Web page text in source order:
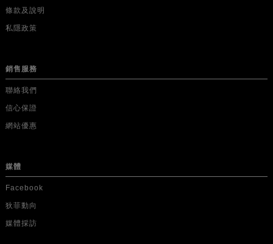
條款及說明
私隱政策
銷售服務
聯絡我們
信心保證
網站優惠
媒體
Facebook
狄菲動向
媒體採訪